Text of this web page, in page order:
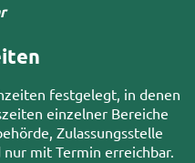
festgelegt, in denen
einzelner Bereiche
Zulassungsstelle
mit Termin erreichbar.